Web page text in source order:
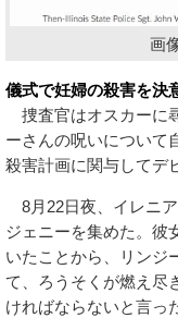
画
儀式で妊婦の殺害を決
捜査官はオスカーに
ーさんの呪いについて
殺害計画に関与してデ
8月22日夜、イレニア
ジェニーを集めた。彼
いたことから、リンジ
て、ろうそくが燃え尽
ければならないと言っ